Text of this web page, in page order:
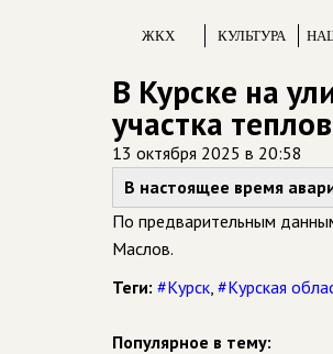
ЖКХ КУЛЬТУРА
В Курске на
участка
13 октября 2025 в 20:58
В настоящее время
По предварительным
Маслов.
Теги: #Курск, #Курская
Популярное в тему: